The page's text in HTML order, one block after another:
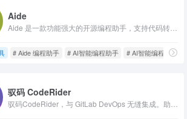
Aide
# Aide 编程助手 # AI智能编程助手 # AI智能编程辅助工具
驭码 CodeRider